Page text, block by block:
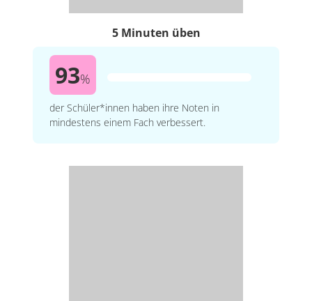
5 Minuten üben
93%
der Schüler*innen haben ihre Noten in
mindestens einem Fach verbessert.